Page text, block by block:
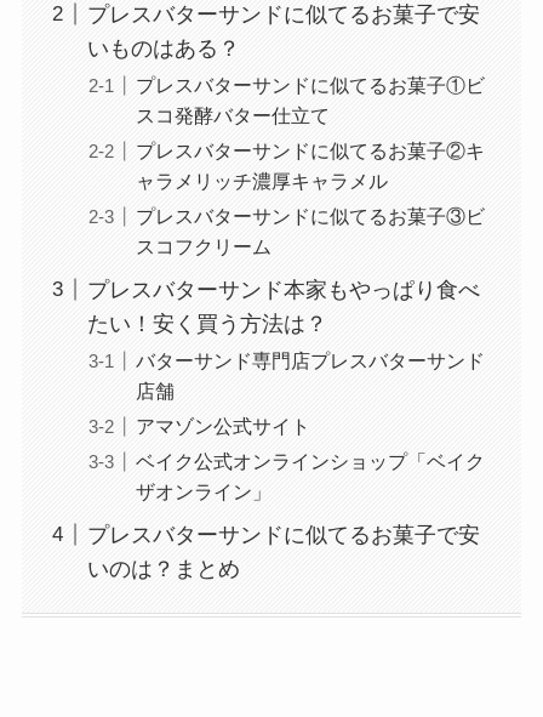
プレスバターサンドに似てるお菓子で安
いものはある？
プレスバターサンドに似てるお菓子①ビ
スコ発酵バター仕立て
プレスバターサンドに似てるお菓子②キ
ャラメリッチ濃厚キャラメル
プレスバターサンドに似てるお菓子③ビ
スコフクリーム
プレスバターサンド本家もやっぱり食べ
たい！安く買う方法は？
バターサンド専門店プレスバターサンド
店舗
アマゾン公式サイト
ベイク公式オンラインショップ「ベイク
ザオンライン」
プレスバターサンドに似てるお菓子で安
いのは？まとめ